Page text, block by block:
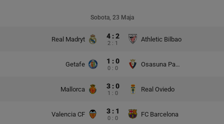
Sobota, 23 Maja
Real Madryt 4 : 2
2 : 1
Athletic Bilbao
Getafe 1 : 0
0 : 0
Osasuna Pampeluna
Mallorca 3 : 0
1 : 0
Real Oviedo
Valencia CF 3 : 1
0 : 0
FC Barcelona